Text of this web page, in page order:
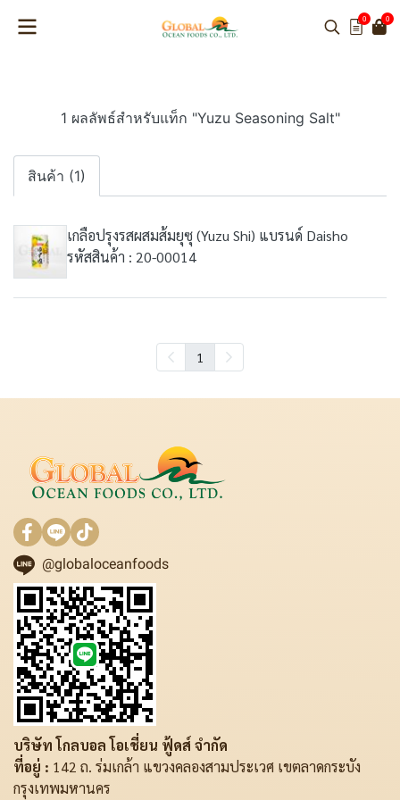
0 0
1 ผลลัพธ์สำหรับแท็ก "Yuzu Seasoning Salt"
สินค้า (1)
เกลือปรุงรสผสมส้มยุซุ (Yuzu Shi) แบรนด์ Daisho
รหัสสินค้า : 20-00014
1
@globaloceanfoods
บริษัท โกลบอล โอเชี่ยน ฟู้ดส์ จำกัด
ที่อยู่ : 142 ถ. ร่มเกล้า แขวงคลองสามประเวศ เขตลาดกระบัง
กรุงเทพมหานคร